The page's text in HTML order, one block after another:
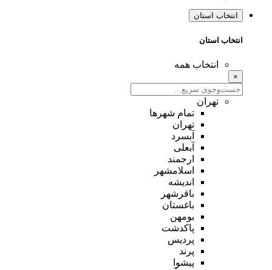
انتخاب استان
انتخاب استان
انتخاب همه
×
تهران
تمام شهر‌ها
تهران
آبسرد
آبعلی
ارجمند
اسلامشهر
اندیشه
باقرشهر
باغستان
بومهن
پاکدشت
پردیس
پرند
پیشوا